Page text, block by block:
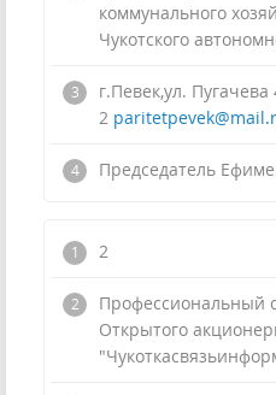
коммунального
Чукотского
г.Певек,ул. Пугачева
2
Председатель
2
Профессиональный
Открытого